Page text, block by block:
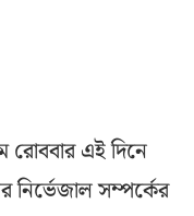
রোববার এই দিনে
নির্ভেজাল সম্পর্কের